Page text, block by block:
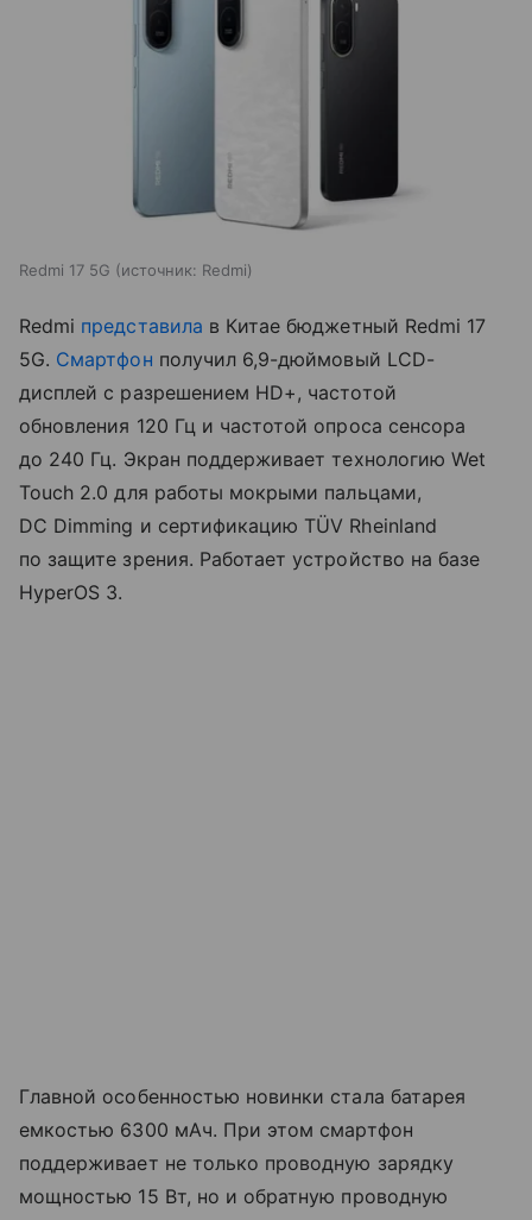
Redmi 17 5G источник: Redmi
Redmi представила в Китае бюджетный Redmi 17
5G. Смартфон получил 6,9-дюймовый LCD-
дисплей с разрешением HD+, частотой
обновления 120 Гц и частотой опроса сенсора
до 240 Гц. Экран поддерживает технологию Wet
Touch 2.0 для работы мокрыми пальцами,
DC Dimming и сертификацию TÜV Rheinland
по защите зрения. Работает устройство на базе
HyperOS 3.
Главной особенностью новинки стала батарея
емкостью 6300 мАч. При этом смартфон
поддерживает не только проводную зарядку
мощностью 15 Вт, но и обратную проводную